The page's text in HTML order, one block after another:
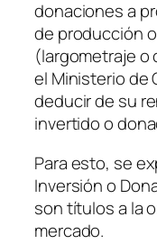
donaciones a
de producción
(largometraje
el Ministerio de
deducir de su
invertido o
Para esto, se
Inversión o
son títulos a la
mercado.